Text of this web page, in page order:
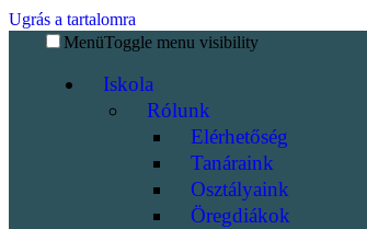
Ugrás a tartalomra
MenüToggle menu visibility
Iskola
Rólunk
Elérhetőség
Tanáraink
Osztályaink
Öregdiákok